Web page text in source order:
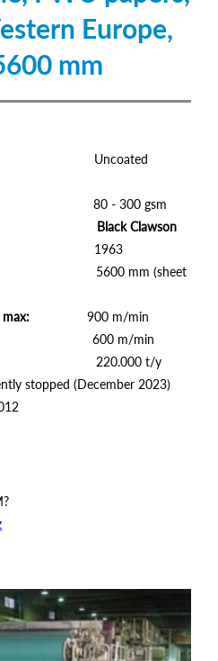
Europe,
mm
80 - 300 gsm
Black Clawson
up: 1963
mm (sheet
900 m/min
600 m/min
t/y
stopped (December 2023)